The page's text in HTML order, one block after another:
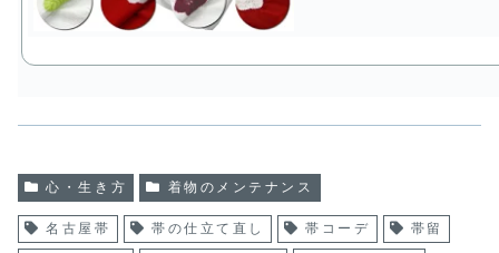
心・生き方 着物のメンテナンス
名古屋帯 帯の仕立て直し 帯コーデ 帯留